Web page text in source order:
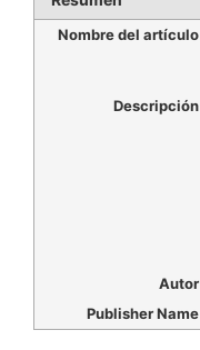
Nombre del artículo
Descripción
Autor
Publisher Name